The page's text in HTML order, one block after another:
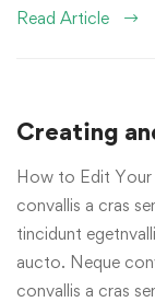
Read Article
Creating
How to Edit Your
convallis a cras
tincidunt
aucto. Neque
convallis a cras